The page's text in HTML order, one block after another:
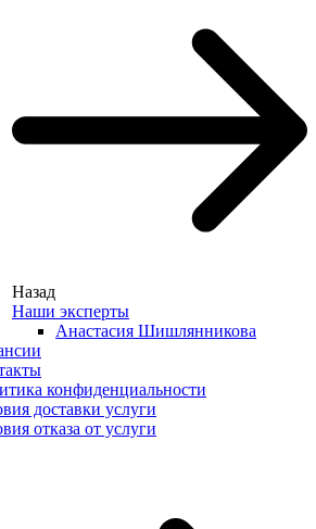
Назад
Наши эксперты
Анастасия Шишлянникова
конфиденциальности
доставки услуги
отказа от услуги